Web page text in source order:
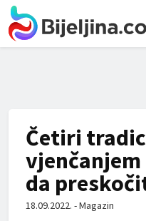
Četiri
da
18.09.2022. - Magazin